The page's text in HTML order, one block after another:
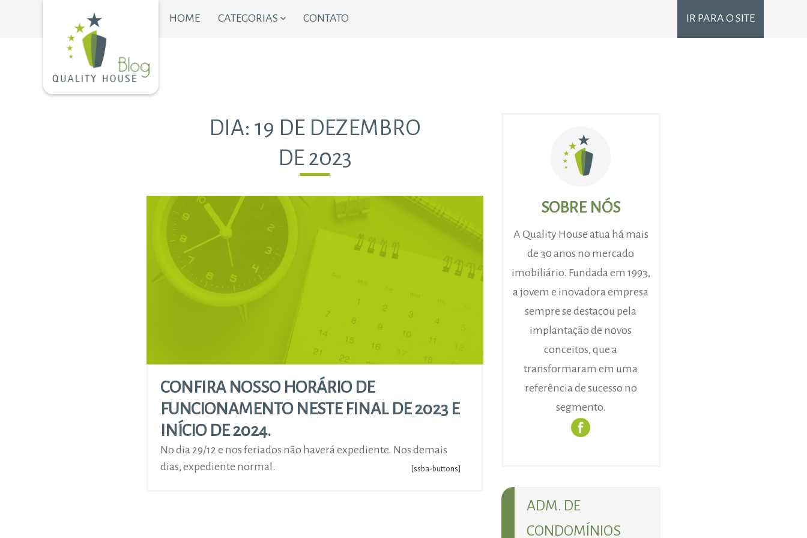
HOME CATEGORIAS CONTATO IR PARA O SITE
DIA:19 DE DEZEMBRO
DE 2023
CONFIRA NOSSO HORÁRIO DE
FUNCIONAMENTO NESTE FINAL DE 2023 E
INÍCIO DE 2024.
No dia 29/12 e nos feriados não haverá expediente. Nos demais
dias, expediente normal.
[ssba-buttons]
SOBRE NÓS
A Quality House atua há mais
de 30 anos no mercado
imobiliário. Fundada em 1993,
a jovem e inovadora empresa
sempre se destacou pela
implantação de novos
conceitos, que a
transformaram em uma
referência de sucesso no
segmento.
ADM. DE
CONDOMÍNIOS